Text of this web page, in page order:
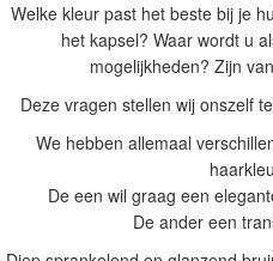
Welke kleur past het beste bij je
het kapsel? Waar wordt u
mogelijkheden? Zijn
Deze vragen stellen wij onszelf
We hebben allemaal
De een wil graag een
De ander een